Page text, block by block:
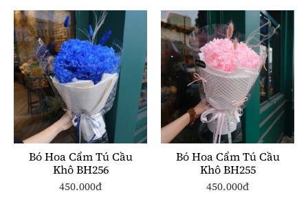
Bó Hoa Cẩm Tú Cầu
Khô BH256
450.000đ
Bó Hoa Cẩm Tú Cầu
Khô BH255
450.000đ